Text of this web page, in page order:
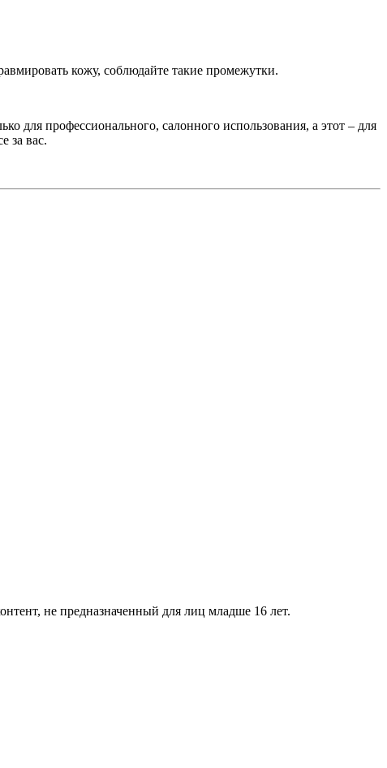
кожу, соблюдайте такие промежутки.
для профессионального, салонного использования, а этот – для
за вас.
не предназначенный для лиц младше 16 лет.